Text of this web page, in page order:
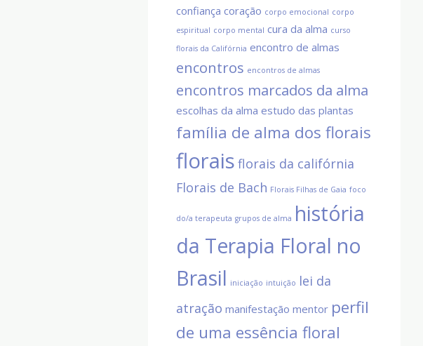
confiança coração corpo emocional corpo
espiritual corpo mental cura da alma curso
florais da Califórnia encontro de almas
encontros encontros de almas
encontros marcados da alma
escolhas da alma estudo das plantas
família de alma dos florais
florais florais da califórnia
Florais de Bach Florais Filhas de Gaia foco
do/a terapeuta grupos de alma história
da Terapia Floral no
Brasil iniciação intuição lei da
atração manifestação mentor perfil
de uma essência floral